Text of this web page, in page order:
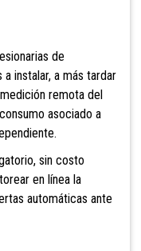
de
instalar, a más tardar
remota del
asociado a
sin costo
en línea la
automáticas ante